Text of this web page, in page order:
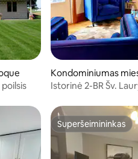
Kondominiumas
n
Istorinė 2-BR Šv.
Superšeimininkas
Superšeimininkas